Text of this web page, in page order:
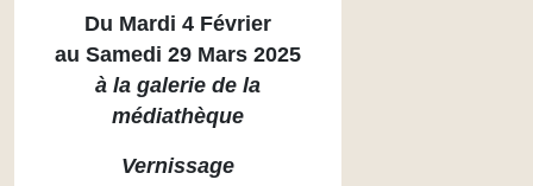
Du Mardi 4 Février
au Samedi 29 Mars 2025
à la galerie de la
médiathèque
Vernissage